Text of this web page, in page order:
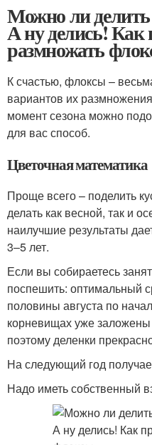
Можно ли
А ну делись! Как
размножать
К счастью, флоксы –
вариантов их
момент сезона можно
для вас способ.
Цветочная математика
Проще всего – поделить
делать как весной, так и
наилучшие результаты
3–5 лет.
Если вы собираетесь
поспешить: оптимальный
половины августа по
корневищах уже
поэтому деленки
На следующий год
Надо иметь собственный